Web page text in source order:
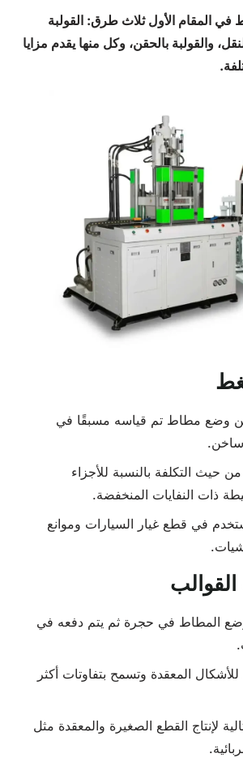
في المقام الأول ثلاث طرق: القولبة
والقولبة بالحقن، وكل منها يقدم مزايا
وضع مطاط تم قياسه مسبقًا في
حيث التكلفة بالنسبة للأجزاء
ذات النفايات المنخفضة.
في قطع غيار السيارات وموانع
المطاط في حجرة ثم يتم دفعه في
المعقدة وتسمح بتفاوتات أكثر
لإنتاج القطع الصغيرة والمعقدة مثل